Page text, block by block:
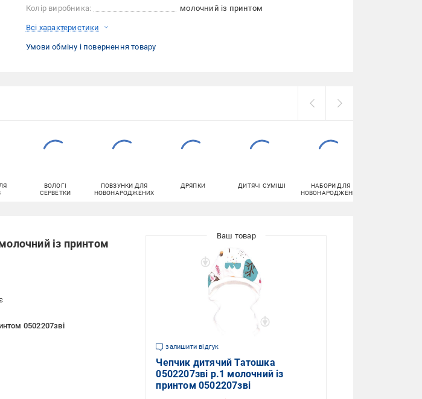
Колір виробника:
молочний із принтом
Всі характеристики
Умови обміну і повернення товару
ВОЛОГІ
СЕРВЕТКИ
ПОВЗУНКИ ДЛЯ
НОВОНАРОДЖЕНИХ
ДРЯПКИ ДИТЯЧІ СУМІШІ
НАБОРИ ДЛЯ
НОВОНАРОДЖЕНИХ
із принтом
0502207зві
залишити відгук
Чепчик дитячий Татошка
0502207зві р.1 молочний із
принтом 0502207зві